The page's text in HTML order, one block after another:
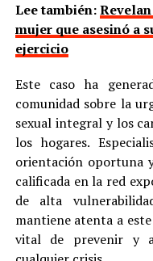
Lee también:
mujer que asesinó a
ejercicio
Este caso ha
comunidad sobre la
sexual integral y los
los hogares.
orientación oportuna
calificada en la red
de alta
mantiene atenta a
vital de prevenir y